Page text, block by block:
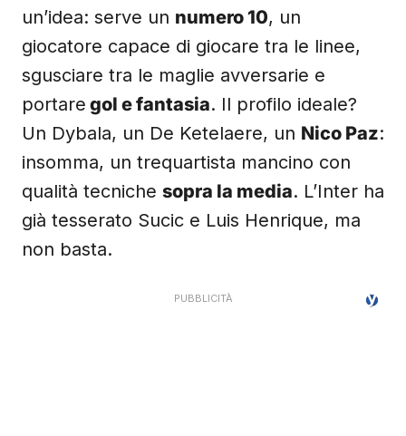
un’idea: serve un numero 10, un
giocatore capace di giocare tra le linee,
sgusciare tra le maglie avversarie e
portare gol e fantasia. Il profilo ideale?
Un Dybala, un De Ketelaere, un Nico Paz:
insomma, un trequartista mancino con
qualità tecniche sopra la media. L’Inter ha
già tesserato Sucic e Luis Henrique, ma
non basta.